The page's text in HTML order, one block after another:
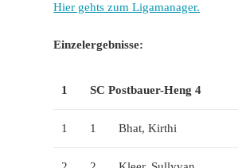
Hier gehts zum Ligamanager.
Einzelergebnisse:
1 SC Postbauer-Heng 4
1 1 Bhat, Kirthi